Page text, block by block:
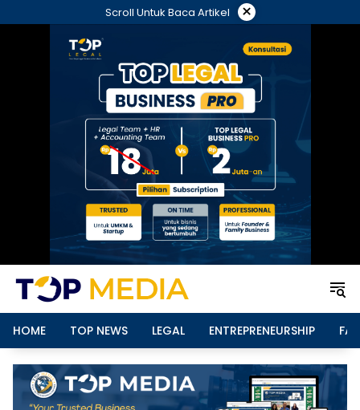
ke
Scroll Untuk Baca Artikel ×
HOME TOP NEWS LEGAL ENTREPRENEURSHIP